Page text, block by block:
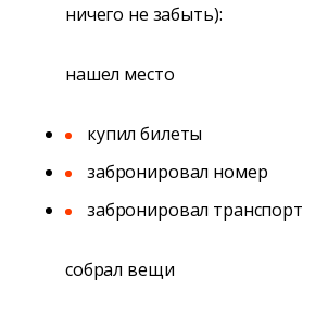
ничего не забыть):
нашел место
купил билеты
забронировал номер
забронировал транспорт
собрал вещи